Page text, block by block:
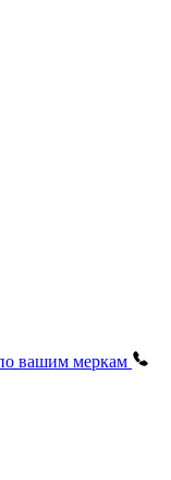
вашим меркам